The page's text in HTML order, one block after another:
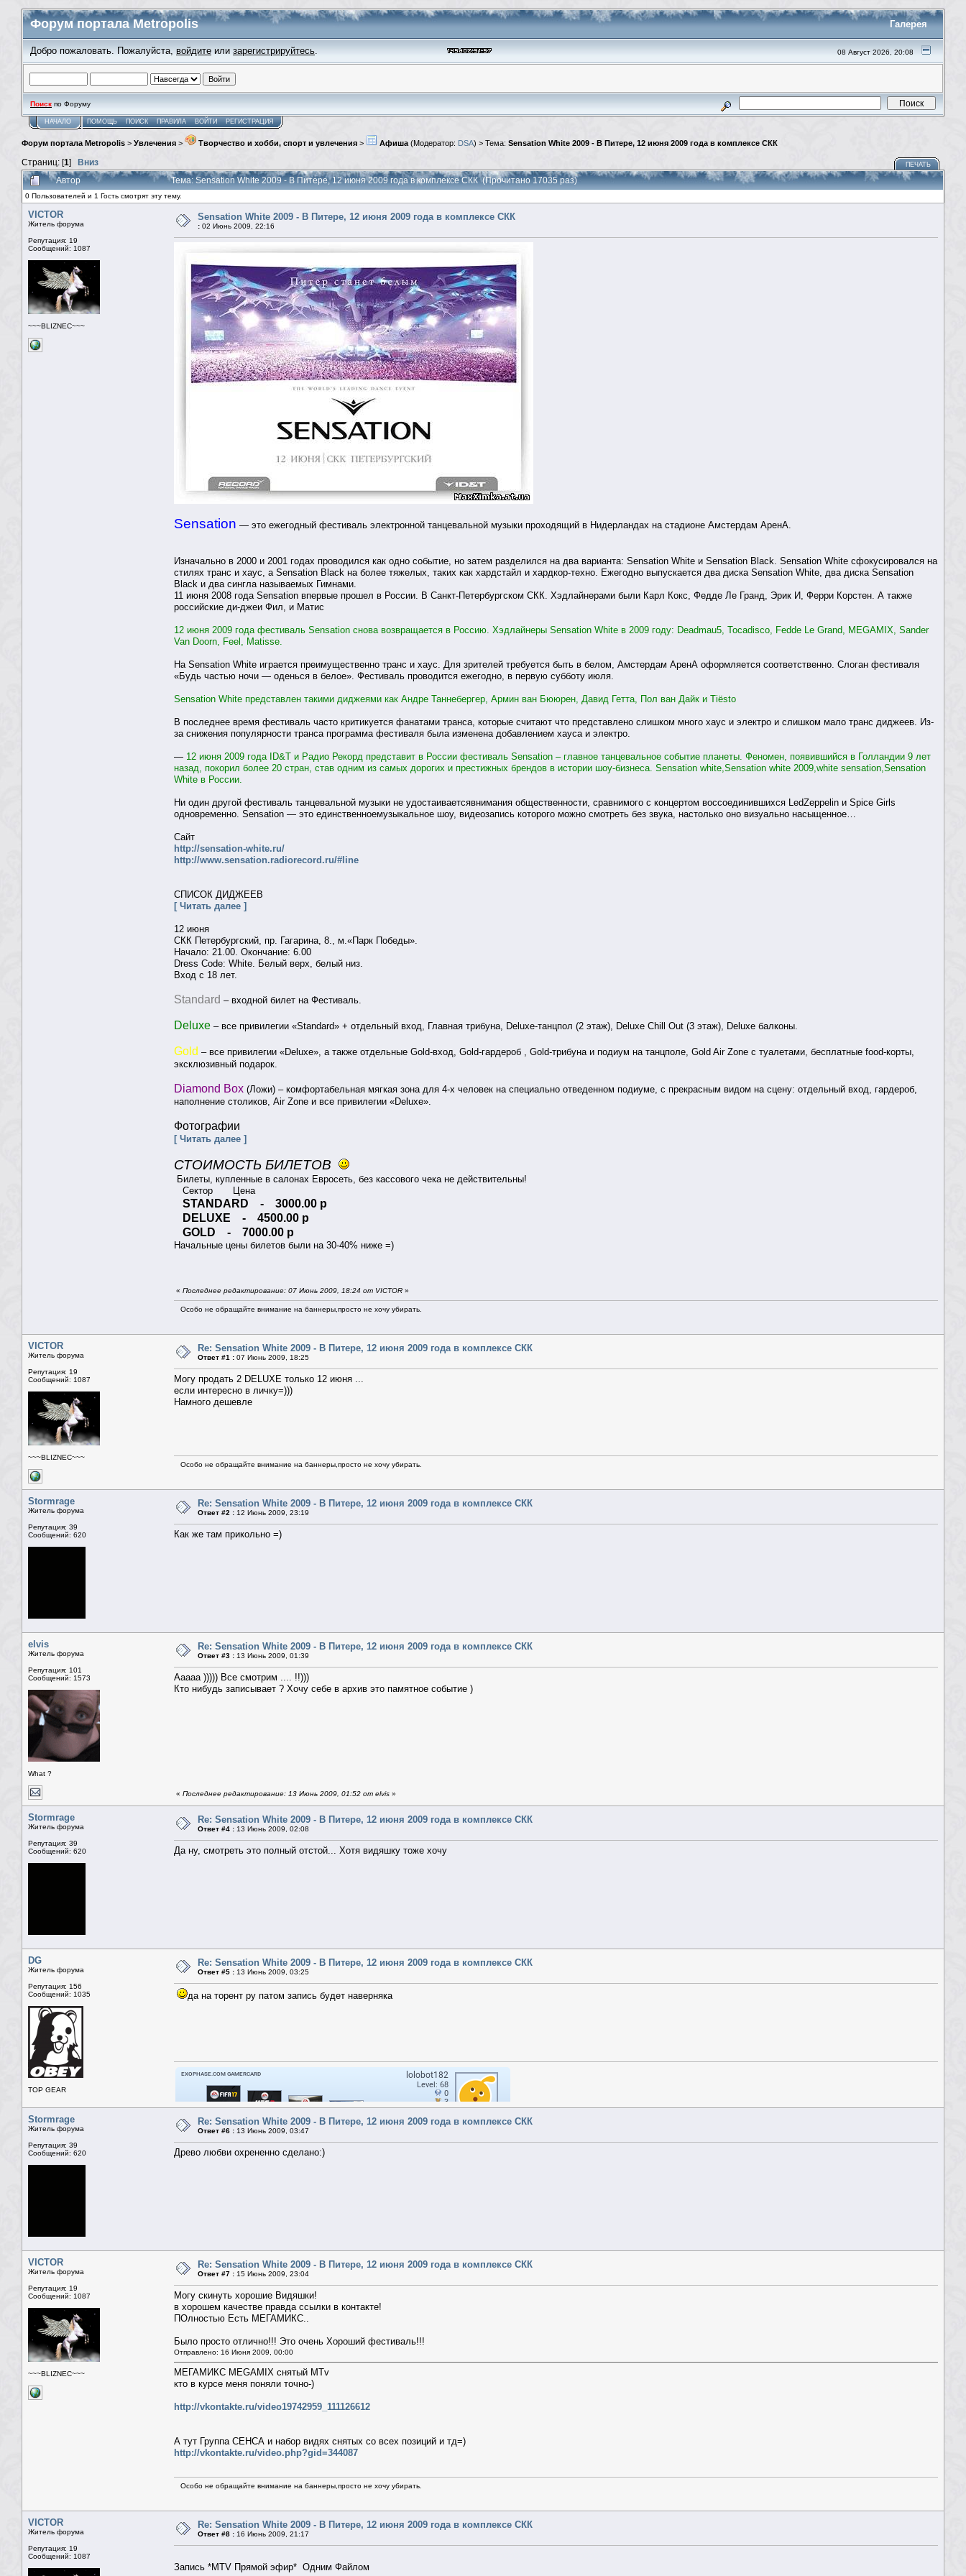
Форум портала Metropolis Галерея
Добро пожаловать. Пожалуйста, войдите или зарегистрируйтесь. 08 Август 2026, 20:08
Поиск по Форуму
НАЧАЛО ПОМОЩЬ ПОИСК ПРАВИЛА ВОЙТИ РЕГИСТРАЦИЯ
Форум портала Metropolis > Увлечения > Творчество и хобби, спорт и увлечения > Афиша (Модератор: DSA) > Тема: Sensation White 2009 - В Питере, 12 июня 2009 года в комплексе СКК
Страниц: [1] Вниз ПЕЧАТЬ
Автор Тема: Sensation White 2009 - В Питере, 12 июня 2009 года в комплексе СКК (Прочитано 17035 раз)
0 Пользователей и 1 Гость смотрят эту тему.
VICTOR
Житель форума
Репутация: 19
Сообщений: 1087
~~~BLIZNEC~~~
Sensation White 2009 - В Питере, 12 июня 2009 года в комплексе СКК
: 02 Июнь 2009, 22:16
Sensation — это ежегодный фестиваль электронной танцевальной музыки проходящий в Нидерландах на стадионе Амстердам АренА.
Изначально в 2000 и 2001 годах проводился как одно событие, но затем разделился на два варианта: Sensation White и Sensation Black. Sensation White сфокусировался на
стилях транс и хаус, а Sensation Black на более тяжелых, таких как хардстайл и хардкор-техно. Ежегодно выпускается два диска Sensation White, два диска Sensation
Black и два сингла называемых Гимнами.
11 июня 2008 года Sensation впервые прошел в России. В Санкт-Петербургском СКК. Хэдлайнерами были Карл Кокс, Федде Ле Гранд, Эрик И, Ферри Корстен. А также
российские ди-джеи Фил, и Матис
12 июня 2009 года фестиваль Sensation снова возвращается в Россию. Хэдлайнеры Sensation White в 2009 году: Deadmau5, Tocadisco, Fedde Le Grand, MEGAMIX, Sander
Van Doorn, Feel, Matisse.
На Sensation White играется преимущественно транс и хаус. Для зрителей требуется быть в белом, Амстердам АренА оформляется соответственно. Слоган фестиваля
«Будь частью ночи — оденься в белое». Фестиваль проводится ежегодно, в первую субботу июля.
Sensation White представлен такими диджеями как Андре Таннебергер, Армин ван Бююрен, Давид Гетта, Пол ван Дайк и Tiësto
В последнее время фестиваль часто критикуется фанатами транса, которые считают что представлено слишком много хаус и электро и слишком мало транс диджеев. Из-
за снижения популярности транса программа фестиваля была изменена добавлением хауса и электро.
— 12 июня 2009 года ID&T и Радио Рекорд представит в России фестиваль Sensation – главное танцевальное событие планеты. Феномен, появившийся в Голландии 9 лет
назад, покорил более 20 стран, став одним из самых дорогих и престижных брендов в истории шоу-бизнеса. Sensation white,Sensation white 2009,white sensation,Sensation
White в России.
Ни один другой фестиваль танцевальной музыки не удостаиваетсявнимания общественности, сравнимого с концертом воссоединившихся LedZeppelin и Spice Girls
одновременно. Sensation — это единственноемузыкальное шоу, видеозапись которого можно смотреть без звука, настолько оно визуально насыщенное…
Сайт
http://sensation-white.ru/
http://www.sensation.radiorecord.ru/#line
СПИСОК ДИДЖЕЕВ
[ Читать далее ]
12 июня
СКК Петербургский, пр. Гагарина, 8., м.«Парк Победы».
Начало: 21.00. Окончание: 6.00
Dress Code: White. Белый верх, белый низ.
Вход с 18 лет.
Standard – входной билет на Фестиваль.
Deluxe – все привилегии «Standard» + отдельный вход, Главная трибуна, Deluxe-танцпол (2 этаж), Deluxe Chill Out (3 этаж), Deluxe балконы.
Gold – все привилегии «Deluxe», а также отдельные Gold-вход, Gold-гардероб , Gold-трибуна и подиум на танцполе, Gold Air Zone с туалетами, бесплатные food-корты,
эксклюзивный подарок.
Diamond Box (Ложи) – комфортабельная мягкая зона для 4-х человек на специально отведенном подиуме, с прекрасным видом на сцену: отдельный вход, гардероб,
наполнение столиков, Air Zone и все привилегии «Deluxe».
Фотографии
[ Читать далее ]
СТОИМОСТЬ БИЛЕТОВ
Билеты, купленные в салонах Евросеть, без кассового чека не действительны!
Сектор Цена
STANDARD - 3000.00 р
DELUXE - 4500.00 р
GOLD - 7000.00 р
Начальные цены билетов были на 30-40% ниже =)
« Последнее редактирование: 07 Июнь 2009, 18:24 от VICTOR »
Особо не обращайте внимание на баннеры,просто не хочу убирать.
VICTOR
Житель форума
Репутация: 19
Сообщений: 1087
~~~BLIZNEC~~~
Re: Sensation White 2009 - В Питере, 12 июня 2009 года в комплексе СКК
Ответ #1 : 07 Июнь 2009, 18:25
Могу продать 2 DELUXE только 12 июня ...
если интересно в личку=)))
Намного дешевле
Особо не обращайте внимание на баннеры,просто не хочу убирать.
Stormrage
Житель форума
Репутация: 39
Сообщений: 620
Re: Sensation White 2009 - В Питере, 12 июня 2009 года в комплексе СКК
Ответ #2 : 12 Июнь 2009, 23:19
Как же там прикольно =)
elvis
Житель форума
Репутация: 101
Сообщений: 1573
What ?
Re: Sensation White 2009 - В Питере, 12 июня 2009 года в комплексе СКК
Ответ #3 : 13 Июнь 2009, 01:39
Ааааа ))))) Все смотрим .... !!)))
Кто нибудь записывает ? Хочу себе в архив это памятное событие )
« Последнее редактирование: 13 Июнь 2009, 01:52 от elvis »
Stormrage
Житель форума
Репутация: 39
Сообщений: 620
Re: Sensation White 2009 - В Питере, 12 июня 2009 года в комплексе СКК
Ответ #4 : 13 Июнь 2009, 02:08
Да ну, смотреть это полный отстой... Хотя видяшку тоже хочу
DG
Житель форума
Репутация: 156
Сообщений: 1035
TOP GEAR
Re: Sensation White 2009 - В Питере, 12 июня 2009 года в комплексе СКК
Ответ #5 : 13 Июнь 2009, 03:25
да на торент ру патом запись будет наверняка
Stormrage
Житель форума
Репутация: 39
Сообщений: 620
Re: Sensation White 2009 - В Питере, 12 июня 2009 года в комплексе СКК
Ответ #6 : 13 Июнь 2009, 03:47
Древо любви охрененно сделано:)
VICTOR
Житель форума
Репутация: 19
Сообщений: 1087
~~~BLIZNEC~~~
Re: Sensation White 2009 - В Питере, 12 июня 2009 года в комплексе СКК
Ответ #7 : 15 Июнь 2009, 23:04
Могу скинуть хорошие Видяшки!
в хорошем качестве правда ссылки в контакте!
ПОлностью Есть МЕГАМИКС..
Было просто отлично!!! Это очень Хороший фестиваль!!!
Отправлено: 16 Июня 2009, 00:00
МЕГАМИКС MEGAMIX снятый MTv
кто в курсе меня поняли точно-)
http://vkontakte.ru/video19742959_111126612
А тут Группа СЕНСА и набор видях снятых со всех позиций и тд=)
http://vkontakte.ru/video.php?gid=344087
Особо не обращайте внимание на баннеры,просто не хочу убирать.
VICTOR
Житель форума
Репутация: 19
Сообщений: 1087
Re: Sensation White 2009 - В Питере, 12 июня 2009 года в комплексе СКК
Ответ #8 : 16 Июнь 2009, 21:17
Запись *MTV Прямой эфир* Одним Файлом